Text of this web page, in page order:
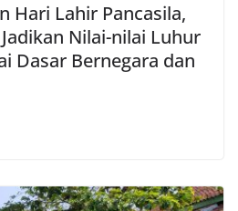
Hari Lahir Pancasila,
Nilai-nilai Luhur
Dasar Bernegara dan